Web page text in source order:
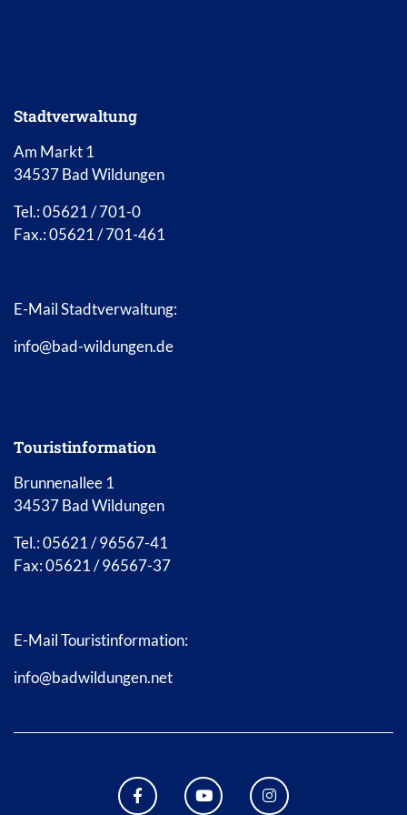
Stadtverwaltung
Am Markt 1
34537 Bad Wildungen
Tel.: 05621 / 701-0
Fax.: 05621 / 701-461
E-Mail Stadtverwaltung:
info@bad-wildungen.de
Touristinformation
Brunnenallee 1
34537 Bad Wildungen
Tel.: 05621 / 96567-41
Fax: 05621 / 96567-37
E-Mail Touristinformation:
info@badwildungen.net
FACEBOOK BAD WILDUNGEN
YOUTUBE KANAL STADT
INSTAGRAM